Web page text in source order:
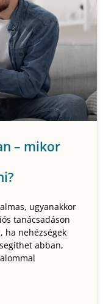
– mikor
ugyanakkor
tanácsadáson
ha nehézségek
abban,